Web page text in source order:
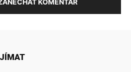
KOMENTÁŘ